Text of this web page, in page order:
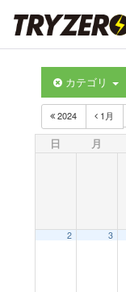
カテゴリ
2024 1月
日 月
2 3